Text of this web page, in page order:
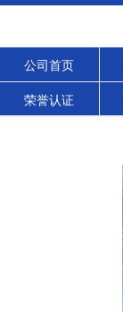
公司首页
荣誉认证